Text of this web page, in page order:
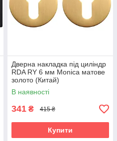
Дверна накладка під циліндр
RDA RY 6 мм Monica матове
золото (Китай)
В наявності
341 ₴ 415 ₴
Купити